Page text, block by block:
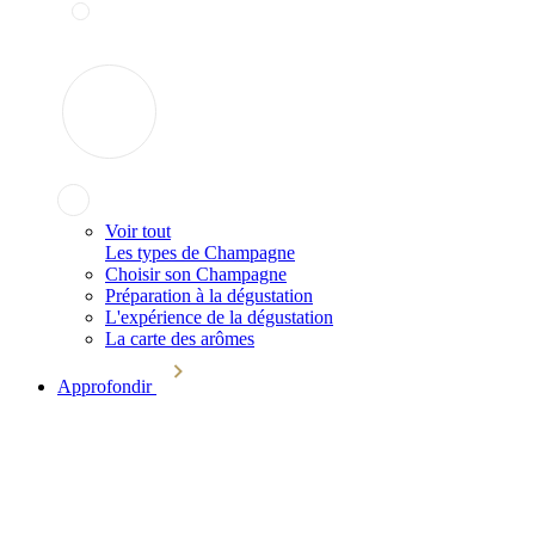
Voir tout
Les types de Champagne
Choisir son Champagne
Préparation à la dégustation
L'expérience de la dégustation
La carte des arômes
Approfondir